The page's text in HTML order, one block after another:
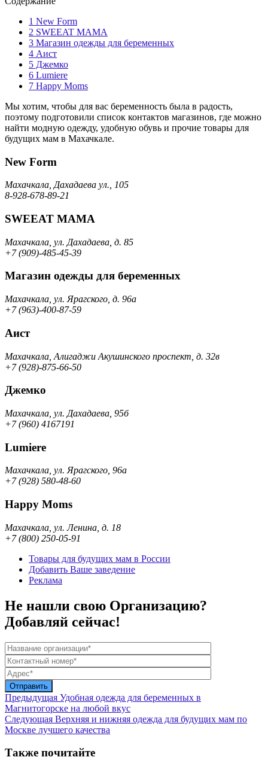
1 New Form
2 SWEEAT MAMA
3 Магазин одежды для беременных
4 Аист
5 Джемко
6 Lumiere
7 Happy Moms
Мы хотим, чтобы для вас беременность была в радость,
поэтому подготовили список контактов магазинов, где можно
найти модную одежду, удобную обувь и прочие товары для
будущих мам в Махачкале.
New Form
Махачкала, Дахадаева ул., 105
8-928-678-89-21
SWEEAT MAMA
Махачкала, ул. Дахадаева, д. 85
+7 (909)-485-45-39
Магазин одежды для беременных
Махачкала, ул. Ярагского, д. 96а
+7 (963)-400-87-59
Аист
Махачкала, Алигаджи Акушинского проспект, д. 32в
+7 (928)-875-66-50
Джемко
Махачкала, ул. Дахадаева, 95б
+7 (960) 4167191
Lumiere
Махачкала, ул. Ярагского, 96а
+7 (928) 580-48-60
Happy Moms
Махачкала, ул. Ленина, д. 18
+7 (800) 250-05-91
Товары для будущих мам в России
Добавить Ваше заведение
Реклама
Не нашли свою Организацию?
Добавляй сейчас!
Предыдущая Удобная одежда для беременных в
Магнитогорске на любой вкус
Следующая Верхняя и нижняя одежда для будущих мам по
Москве лучшего качества
Также почитайте